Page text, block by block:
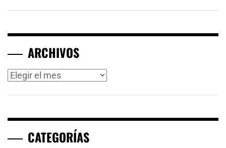
ARCHIVOS
Archivos
CATEGORÍAS